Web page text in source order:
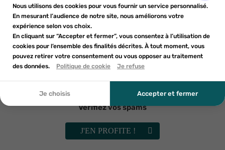
souple duo
3
Ajouter à ma liste d'envies ×
add_circle_outline
Créer une nouvelle liste
Annuler
Créer une liste d'envies
liste d'envies.
Annuler
Connexion
Nous utilisons des cookies pour vous fournir un service personnalisé.
En mesurant l’audience de notre site, nous améliorons votre
expérience selon vos choix.
En cliquant sur “Accepter et fermer”, vous consentez à l’utilisation de
cookies pour l’ensemble des finalités décrites. À tout moment, vous
pouvez retirer votre consentement ou vous opposer au traitement
des données.
Politique de cookie Je refuse
Je choisis Accepter et fermer
d'une réduction sur votre première commande*
En soumettant ce formulaire, j'accepte que les
informations saisies soient utilisées dans le cadre de
ma demande et de la relation commerciale qui peut en
découler. Vous référer à la politique de confidentialité.
Vérifiez vos spams
J'EN PROFITE !